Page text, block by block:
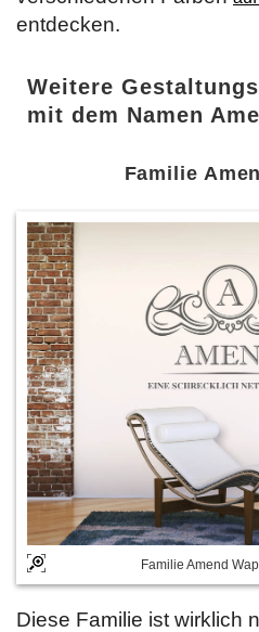
entdecken.
Weitere
mit dem Namen
Familie
Familie Amend
Diese Familie ist wirklich